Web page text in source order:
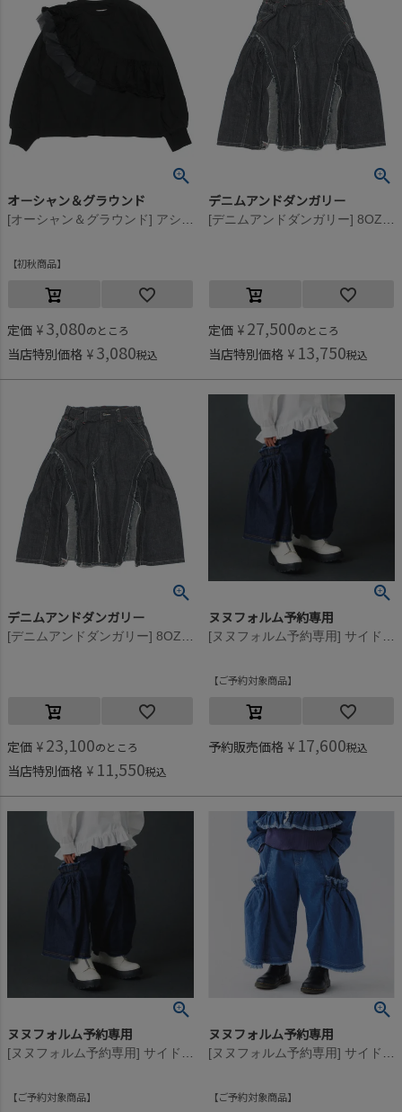
オーシャン＆グラウンド
初秋商品
定価 ¥ 3,080のところ
当店特別価格 ¥ 3,080税込
デニムアンドダンガリー
定価 ¥ 27,500のところ
当店特別価格 ¥ 13,750税込
デニムアンドダンガリー
定価 ¥ 23,100のところ
当店特別価格 ¥ 11,550税込
ヌヌフォルム予約専用
ご予約対象商品
予約販売価格 ¥ 17,600税込
ヌヌフォルム予約専用
ご予約対象商品
ヌヌフォルム予約専用
ご予約対象商品